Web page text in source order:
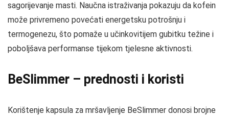
sagorijevanje masti. Naučna istraživanja pokazuju da kofein
može privremeno povećati energetsku potrošnju i
termogenezu, što pomaže u učinkovitijem gubitku težine i
poboljšava performanse tijekom tjelesne aktivnosti.
BeSlimmer – prednosti i koristi
Korištenje kapsula za mršavljenje BeSlimmer donosi brojne